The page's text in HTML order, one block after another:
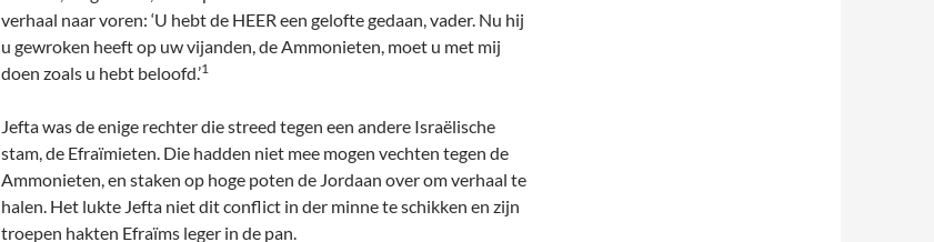
verhaal naar voren: ‘U hebt de HEER een gelofte gedaan, vader. Nu hij
u gewroken heeft op uw vijanden, de Ammonieten, moet u met mij
doen zoals u hebt beloofd.’1
Jefta was de enige rechter die streed tegen een andere Israëlische
stam, de Efraïmieten. Die hadden niet mee mogen vechten tegen de
Ammonieten, en staken op hoge poten de Jordaan over om verhaal te
halen. Het lukte Jefta niet dit conflict in der minne te schikken en zijn
troepen hakten Efraïms leger in de pan.